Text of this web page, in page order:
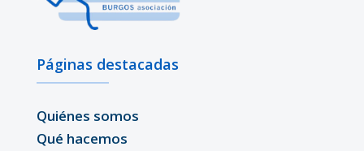
Páginas destacadas
Quiénes somos
Qué hacemos